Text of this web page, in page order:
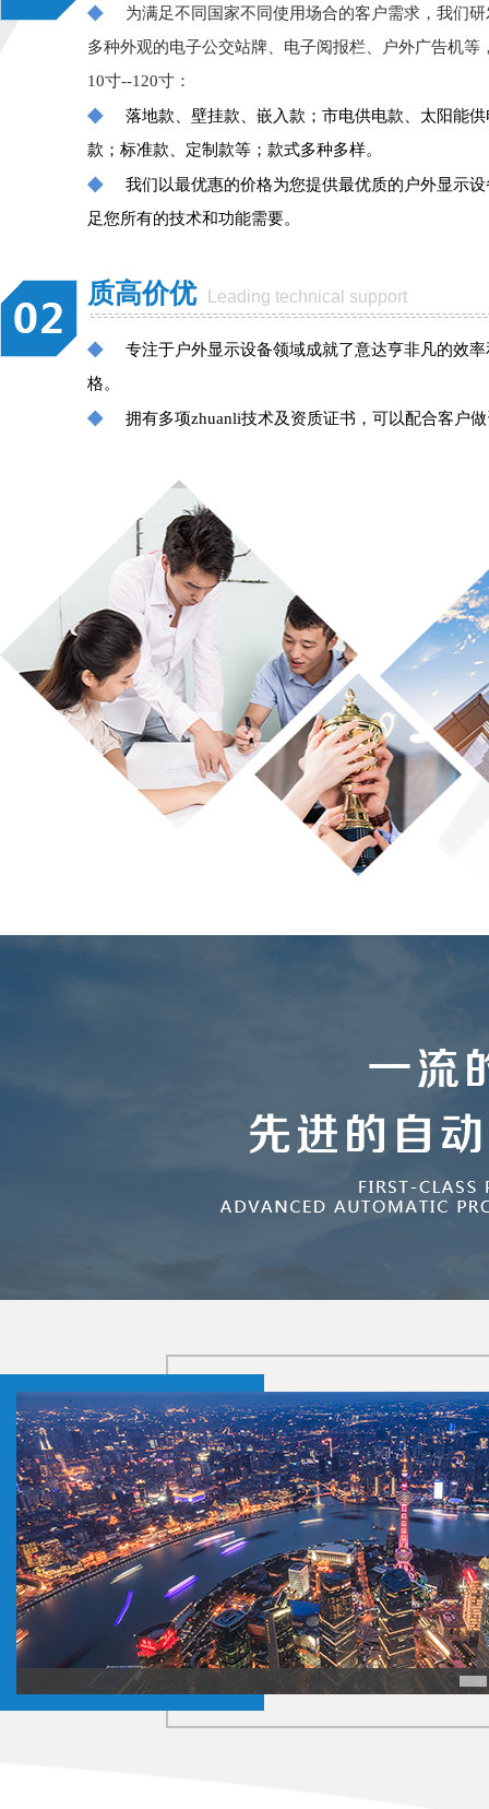
◆
为满足不同国家不同使用场合的客户需求，我们
多种外观的电子公交站牌、电子阅报栏、户外广告机等
10寸--120寸：
◆
落地款、壁挂款、嵌入款；市电供电款、太阳能
款；标准款、定制款等；款式多种多样。
◆
我们以最优惠的价格为您提供最优质的户外显示
足您所有的技术和功能需要。
质高价优 Leading technical support
◆
专注于户外显示设备领域成就了意达亨非凡的效
格。
◆ 拥有多项zhuanli技术及资质证书，可以配合客户